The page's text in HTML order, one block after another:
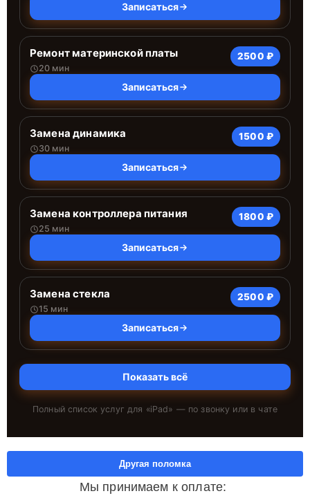
Записаться
Ремонт материнской платы
20 мин
2500 ₽
Записаться
Замена динамика
30 мин
1500 ₽
Записаться
Замена контроллера питания
25 мин
1800 ₽
Записаться
Замена стекла
15 мин
2500 ₽
Записаться
Показать всё
Полный список услуг для «iPad» — по звонку или в чате
Мы принимаем к оплате:
Другая поломка